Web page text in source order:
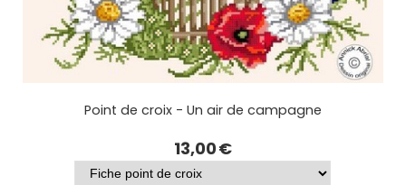
Point de croix - Un air de campagne
13,00€